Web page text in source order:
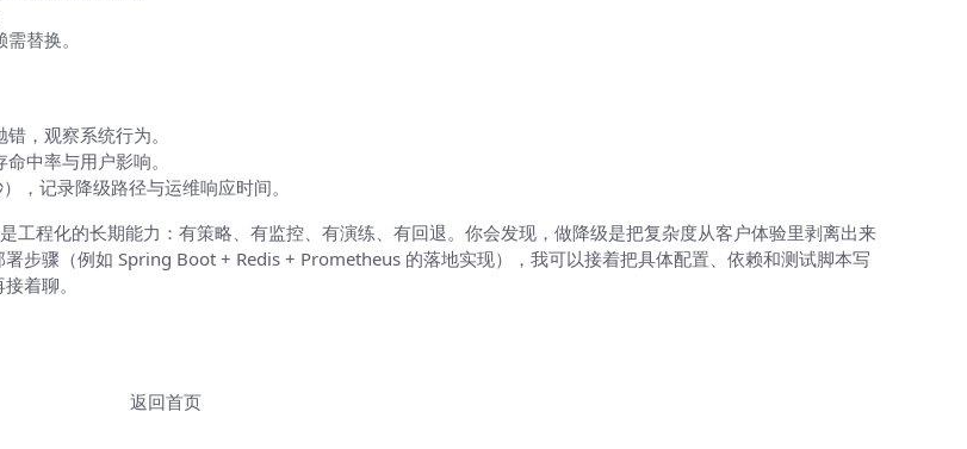
替换。
，观察系统行为。
中率与用户影响。
，记录降级路径与运维响应时间。
工程化的长期能力：有策略、有监控、有演练、有回退。你会发现，做降级是把复杂度从客户体验里剥离出来
步骤（例如 Spring Boot + Redis + Prometheus 的落地实现），我可以接着把具体配置、依赖和测试脚本写
着聊。
返回首页